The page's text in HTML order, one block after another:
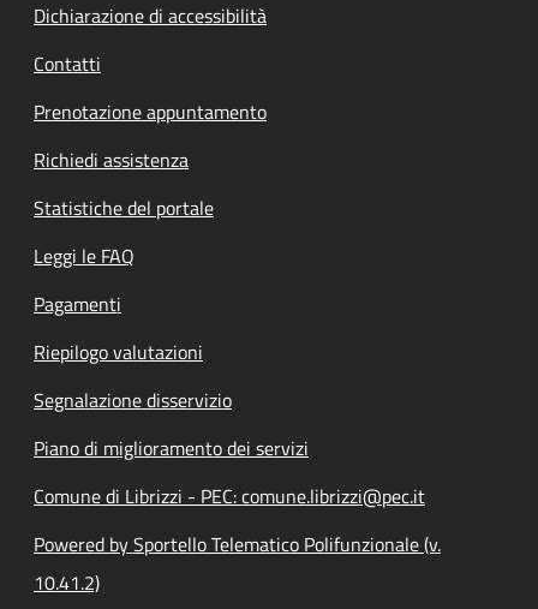
Dichiarazione di accessibilità
Contatti
Prenotazione appuntamento
Richiedi assistenza
Statistiche del portale
Leggi le FAQ
Pagamenti
Riepilogo valutazioni
Segnalazione disservizio
Piano di miglioramento dei servizi
Comune di Librizzi - PEC: comune.librizzi@pec.it
Powered by Sportello Telematico Polifunzionale (v.
10.41.2)